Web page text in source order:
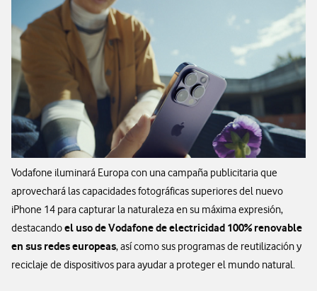
Vodafone iluminará Europa con una campaña publicitaria que
aprovechará las capacidades fotográficas superiores del nuevo
iPhone 14 para capturar la naturaleza en su máxima expresión,
destacandoel uso de Vodafone de electricidad 100% renovable
en sus redes europeas, así como sus programas de reutilización y
reciclaje de dispositivos para ayudar a proteger el mundo natural.